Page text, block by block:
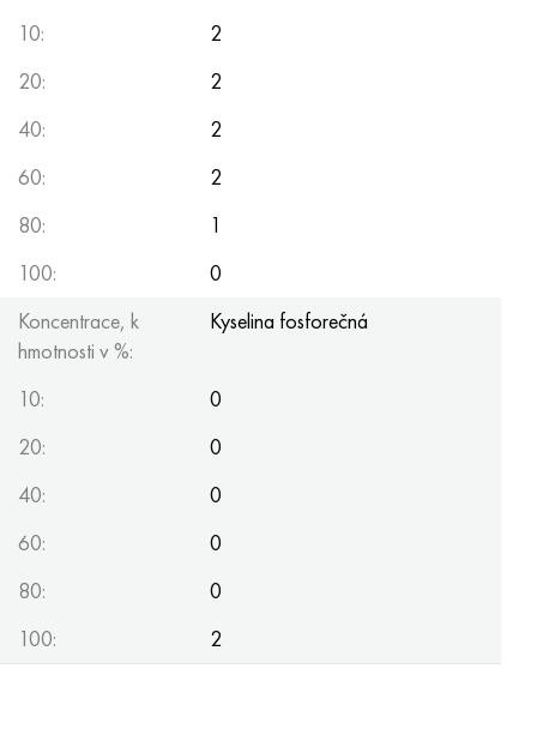
10:
2
20:
2
40:
2
60:
2
80:
1
100:
0
Koncentrace, k
hmotnosti v %:
Kyselina fosforečná
10:
0
20:
0
40:
0
60:
0
80:
0
100:
2